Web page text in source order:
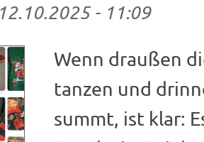
12.10.2025 - 11:09
Wenn draußen
tanzen und
summt, ist klar: